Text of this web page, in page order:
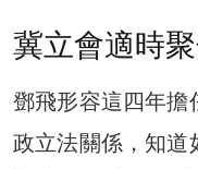
冀立會適時
鄧飛形容這四年擔
政立法關係，知道